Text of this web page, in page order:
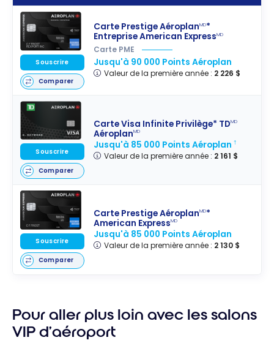
Carte Prestige AéroplanMD*
Entreprise American ExpressMD
Carte PME
Jusqu'à 90 000 Points Aéroplan
Valeur de la première année : 2 226 $
Souscrire
Comparer
Carte Visa Infinite Privilège* TDMD
AéroplanMD
Jusqu'à 85 000 Points Aéroplan†
Valeur de la première année : 2 161 $
Souscrire
Comparer
Carte Prestige AéroplanMD*
American ExpressMD
Jusqu'à 85 000 Points Aéroplan
Valeur de la première année : 2 130 $
Souscrire
Comparer
Pour aller plus loin avec les salons
VIP d’aéroport